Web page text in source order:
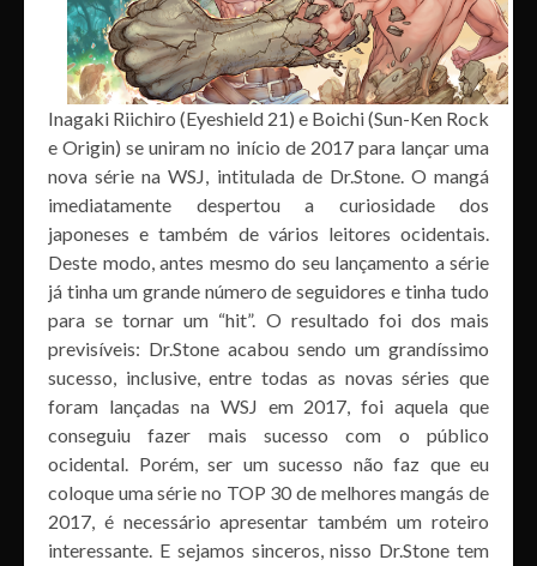
Inagaki Riichiro (Eyeshield 21) e Boichi (Sun-Ken Rock
e Origin) se uniram no início de 2017 para lançar uma
nova série na WSJ, intitulada de Dr.Stone. O mangá
imediatamente despertou a curiosidade dos
japoneses e também de vários leitores ocidentais.
Deste modo, antes mesmo do seu lançamento a série
já tinha um grande número de seguidores e tinha tudo
para se tornar um “hit”. O resultado foi dos mais
previsíveis: Dr.Stone acabou sendo um grandíssimo
sucesso, inclusive, entre todas as novas séries que
foram lançadas na WSJ em 2017, foi aquela que
conseguiu fazer mais sucesso com o público
ocidental. Porém, ser um sucesso não faz que eu
coloque uma série no TOP 30 de melhores mangás de
2017, é necessário apresentar também um roteiro
interessante. E sejamos sinceros, nisso Dr.Stone tem